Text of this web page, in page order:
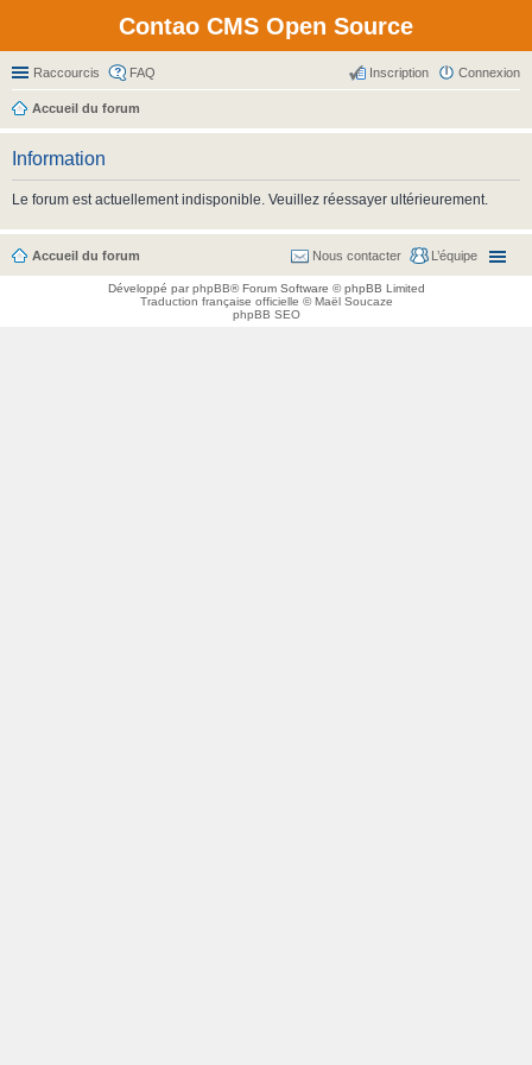
Contao CMS Open Source
Raccourcis FAQ Connexion
Inscription
Accueil du forum
Information
Le forum est actuellement indisponible. Veuillez réessayer ultérieurement.
Accueil du forum L’équipe
Nous contacter
Développé parphpBB® Forum Software © phpBB Limited
Traduction française officielle ©Maël Soucaze
phpBB SEO